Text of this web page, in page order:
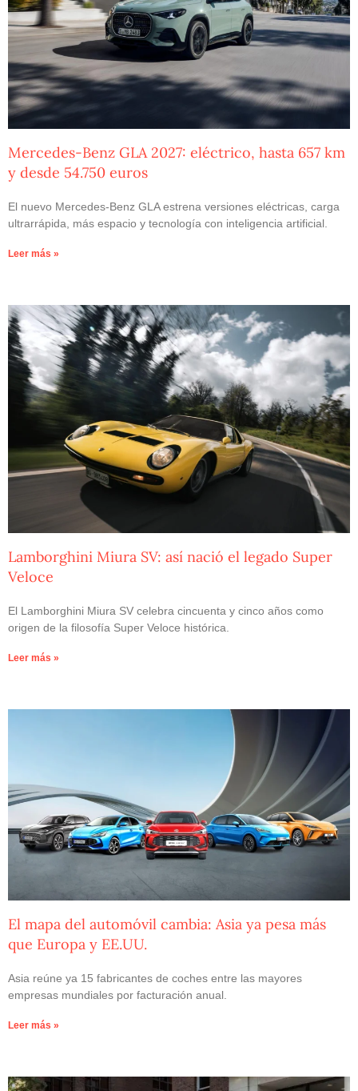
Mercedes-Benz GLA 2027: eléctrico, hasta 657 km
y desde 54.750 euros
El nuevo Mercedes-Benz GLA estrena versiones eléctricas, carga
ultrarrápida, más espacio y tecnología con inteligencia artificial.
Leer más »
Lamborghini Miura SV: así nació el legado Super
Veloce
El Lamborghini Miura SV celebra cincuenta y cinco años como
origen de la filosofía Super Veloce histórica.
Leer más »
El mapa del automóvil cambia: Asia ya pesa más
que Europa y EE.UU.
Asia reúne ya 15 fabricantes de coches entre las mayores
empresas mundiales por facturación anual.
Leer más »